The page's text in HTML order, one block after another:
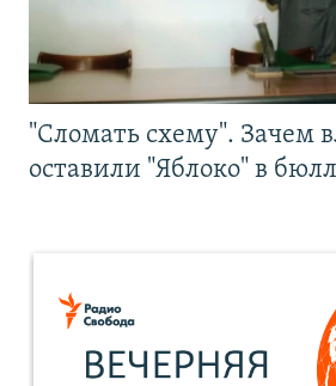
"Сломать схему". Зачем
оставили "Яблоко" в